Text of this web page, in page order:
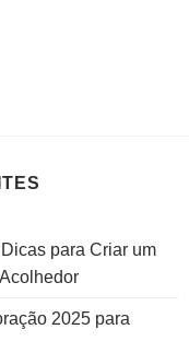
para Criar um
2025 para